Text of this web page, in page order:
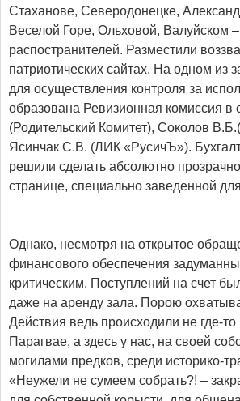
Стаханове, Северодонецке,
Веселой Горе, Ольховой, Валуйском
распостранителей. Разместили
патриотических сайтах. На одном из
для осуществления контроля за
образована Ревизионная комиссия в
(Родительский Комитет), Соколов
Ясинчак С.В. (ЛИК «РусичЪ»).
решили сделать абсолютно
странице, специально заведенной
Однако, несмотря на открытое
финансового обеспечения
критическим. Поступлений на счет
даже на аренду зала. Порою
Действия ведь происходили не где-
Парагвае, а здесь у нас, на своей
могилами предков, среди историко-
«Неужели не сумеем собрать?! –